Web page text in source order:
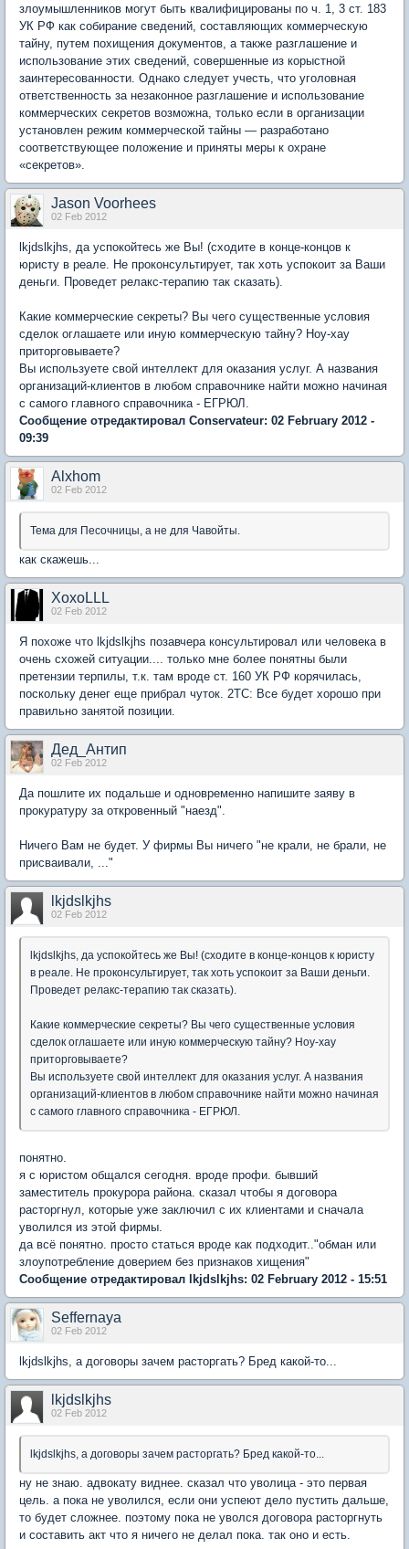
злоумышленников могут быть квалифицированы по ч. 1, 3 ст. 183
УК РФ как собирание сведений, составляющих коммерческую
тайну, путем похищения документов, а также разглашение и
использование этих сведений, совершенные из корыстной
заинтересованности. Однако следует учесть, что уголовная
ответственность за незаконное разглашение и использование
коммерческих секретов возможна, только если в организации
установлен режим коммерческой тайны — разработано
соответствующее положение и приняты меры к охране
«секретов».
Jason Voorhees
02 Feb 2012
lkjdslkjhs , да успокойтесь же Вы! (сходите в конце-концов к
юристу в реале. Не проконсультирует, так хоть успокоит за Ваши
деньги. Проведет релакс-терапию так сказать).
Какие коммерческие секреты? Вы чего существенные условия
сделок оглашаете или иную коммерческую тайну? Ноу-хау
приторговываете?
Вы используете свой интеллект для оказания услуг. А названия
организаций-клиентов в любом справочнике найти можно начиная
с самого главного справочника - ЕГРЮЛ.
Сообщение отредактировал Conservateur: 02 February 2012 -
09:39
Alxhom
02 Feb 2012
Тема для Песочницы, а не для Чавойты.
как скажешь...
XoxoLLL
02 Feb 2012
Я похоже что lkjdslkjhs позавчера консультировал или человека в
очень схожей ситуации.... только мне более понятны были
претензии терпилы, т.к. там вроде ст. 160 УК РФ корячилась,
поскольку денег еще прибрал чуток. 2ТС: Все будет хорошо при
правильно занятой позиции.
Дед_Антип
02 Feb 2012
Да пошлите их подальше и одновременно напишите заяву в
прокуратуру за откровенный "наезд".
Ничего Вам не будет. У фирмы Вы ничего "не крали, не брали, не
присваивали, ..."
lkjdslkjhs
02 Feb 2012
lkjdslkjhs , да успокойтесь же Вы! (сходите в конце-концов к юристу
в реале. Не проконсультирует, так хоть успокоит за Ваши деньги.
Проведет релакс-терапию так сказать).
Какие коммерческие секреты? Вы чего существенные условия
сделок оглашаете или иную коммерческую тайну? Ноу-хау
приторговываете?
Вы используете свой интеллект для оказания услуг. А названия
организаций-клиентов в любом справочнике найти можно начиная
с самого главного справочника - ЕГРЮЛ.
понятно.
я с юристом общался сегодня. вроде профи. бывший
заместитель прокурора района. сказал чтобы я договора
расторгнул, которые уже заключил с их клиентами и сначала
уволился из этой фирмы.
да всё понятно. просто статься вроде как подходит.."обман или
злоупотребление доверием без признаков хищения"
Сообщение отредактировал lkjdslkjhs: 02 February 2012 - 15:51
Seffernaya
02 Feb 2012
lkjdslkjhs , а договоры зачем расторгать? Бред какой-то...
lkjdslkjhs
02 Feb 2012
lkjdslkjhs , а договоры зачем расторгать? Бред какой-то...
ну не знаю. адвокату виднее. сказал что уволица - это первая
цель. а пока не уволился, если они успеют дело пустить дальше,
то будет сложнее. поэтому пока не уволся договора расторгнуть
и составить акт что я ничего не делал пока. так оно и есть.